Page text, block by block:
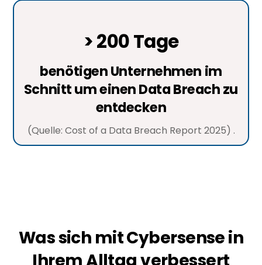
> 200 Tage
benötigen Unternehmen im
Schnitt um einen Data Breach zu
entdecken
(Quelle: Cost of a Data Breach Report 2025) .
Was sich mit Cybersense in